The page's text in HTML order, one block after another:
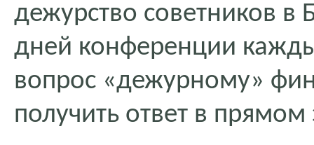
дежурство советников в
дней конференции
вопрос «дежурному»
получить ответ в